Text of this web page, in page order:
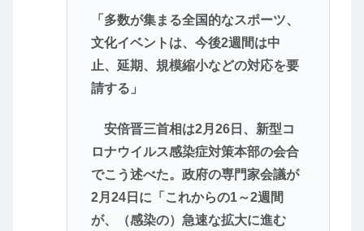
「多数が集まる全国的なスポーツ、
文化イベントは、今後2週間は中
止、延期、規模縮小などの対応を要
請する」
安倍晋三首相は2月26日、新型コ
ロナウイルス感染症対策本部の会合
でこう述べた。政府の専門家会議が
2月24日に「これからの1～2週間
が、（感染の）急速な拡大に進む